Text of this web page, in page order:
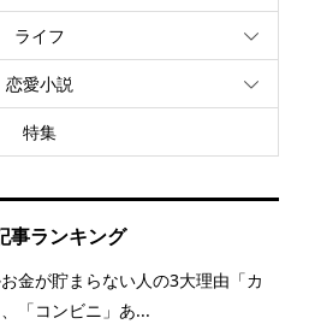
ライフ
恋愛小説
特集
事ランキング
金が貯まらない人の3大理由「カ
「コンビニ」あ...